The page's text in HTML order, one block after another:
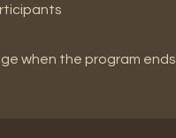
when the program ends.